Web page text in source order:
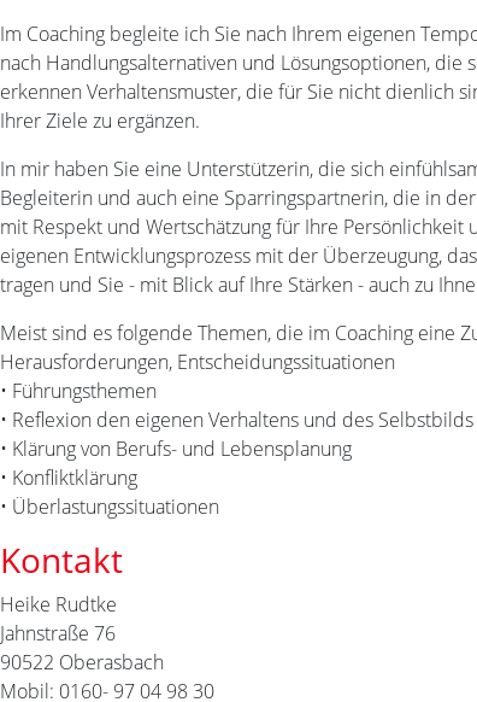
Im Coaching begleite ich Sie nach Ihrem eigenen
nach Handlungsalternativen und Lösungsoptionen, die
erkennen Verhaltensmuster, die für Sie nicht dienlich
Ihrer Ziele zu ergänzen.
In mir haben Sie eine Unterstützerin, die sich
Begleiterin und auch eine Sparringspartnerin, die in
mit Respekt und Wertschätzung für Ihre
eigenen Entwicklungsprozess mit der Überzeugung,
tragen und Sie - mit Blick auf Ihre Stärken - auch zu
Meist sind es folgende Themen, die im Coaching eine
Herausforderungen, Entscheidungssituationen
• Führungsthemen
• Reflexion den eigenen Verhaltens und des Selbstbilds
• Klärung von Berufs- und Lebensplanung
• Konfliktklärung
• Überlastungssituationen
Kontakt
Heike Rudtke
Jahnstraße 76
90522 Oberasbach
Mobil: 0160- 97 04 98 30